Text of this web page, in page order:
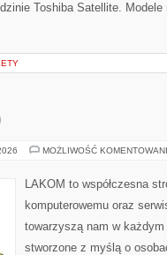
Toshiba Satellite.
MOŻLIWOŚĆ
LAKOM to współczesna
komputerowemu oraz
towarzyszą nam w
stworzone z myślą o